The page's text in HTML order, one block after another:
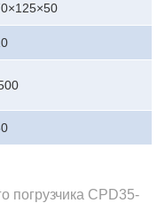
погрузчика CPD35-